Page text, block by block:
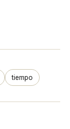
tiempo